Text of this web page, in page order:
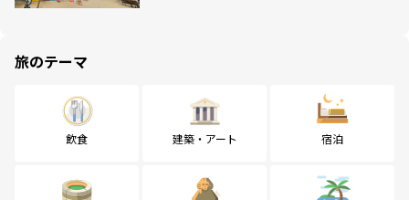
旅のテーマ
飲食 建築・アート 宿泊